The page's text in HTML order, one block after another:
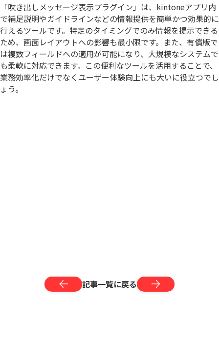
「吹き出しメッセージ表示プラグイン」は、kintoneアプリ内
で補足説明やガイドラインなどの情報提供を簡単かつ効果的に
行えるツールです。特定のタイミングでのみ情報を提示できる
ため、画面レイアウトへの影響も最小限です。また、有償版で
は複数フィールドへの適用が可能になり、大規模なシステムで
も柔軟に対応できます。この便利なツールを活用することで、
業務効率化だけでなくユーザー体験向上にも大いに役立つでし
ょう。
記事一覧に戻る